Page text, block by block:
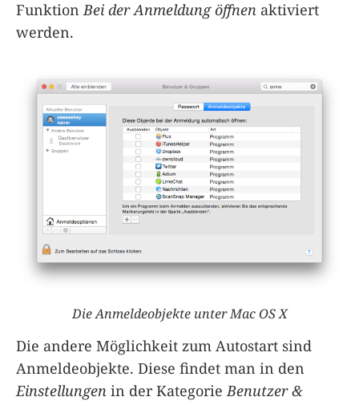
FunktionBei der Anmeldung öffnen aktiviert
werden.
Die Anmeldeobjekte unter Mac OS X
Die andere Möglichkeit zum Autostart sind
Anmeldeobjekte. Diese findet man in den
Einstellungen in der Kategorie Benutzer &